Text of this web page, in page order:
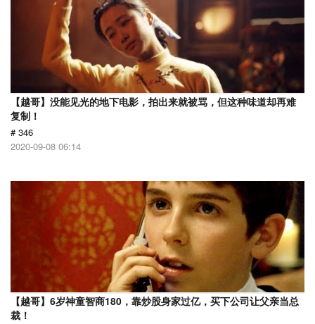
【越哥】没能见光的地下电影，拍出来就被骂，但这种味道却再难
复制！
# 346
2020-09-08 06:14
【越哥】6岁神童智商180，靠炒股身家过亿，买下公司让父亲当总
裁！